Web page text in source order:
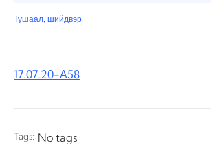
Тушаал, шийдвэр
17.07.20-А58
Tags: No tags